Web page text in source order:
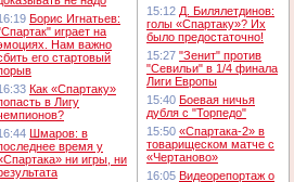
Борис Игнатьев:
играет на
Нам важно
его стартовый
Как «Спартаку»
в Лигу
Шмаров: в
время у
ни игры, ни
15:12 Д. Билялетдинов:
голы «Спартаку»? Их
было предостаточно!
15:27 "Зенит" против
"Севильи" в 1/4 финала
Лиги Европы
15:40 Боевая ничья
дубля с "Торпедо"
15:50 «Спартака-2» в
товарищеском матче с
«Чертаново»
16:05 Видеорепортаж о